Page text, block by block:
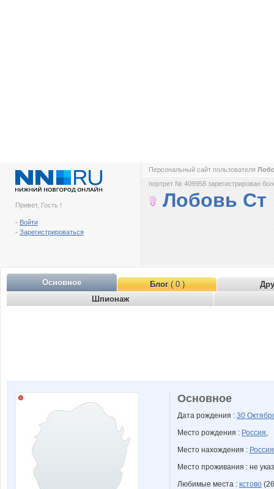
Привет, Гость !
- Войти
- Зарегистрироваться
Персональный сайт пользователя
портрет № 409958 зарегистрирован
Лобовь Ст
Основное Блог( 0 )
Шпионаж
Основное
Дата рождения : 30
Место рождения : Россия,
Место нахождения : Россия
Место проживания : не
Любимые места : кстово